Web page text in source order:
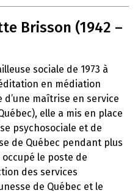
Brisson (1942 –
sociale de 1973 à
en médiation
maîtrise en service
elle a mis en place
psychosociale et de
de Québec pendant plus
occupé le poste de
des services
de Québec et le